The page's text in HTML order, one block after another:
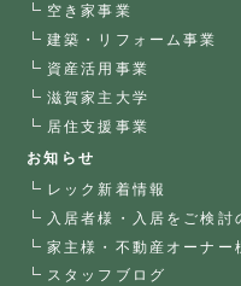
空き家事業
建築・リフォーム事業
資産活用事業
滋賀家主大学
居住支援事業
お知らせ
レック新着情報
入居者様・入居をご検討
家主様・不動産オーナー
スタッフブログ